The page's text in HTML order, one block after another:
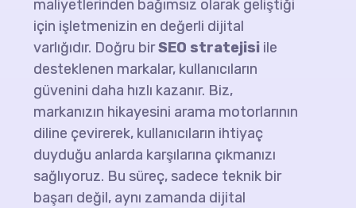
maliyetlerinden bağımsız olarak geliştiği
için işletmenizin en değerli dijital
varlığıdır. Doğru birSEO stratejisi ile
desteklenen markalar, kullanıcıların
güvenini daha hızlı kazanır. Biz,
markanızın hikayesini arama motorlarının
diline çevirerek, kullanıcıların ihtiyaç
duyduğu anlarda karşılarına çıkmanızı
sağlıyoruz. Bu süreç, sadece teknik bir
başarı değil, aynı zamanda dijital